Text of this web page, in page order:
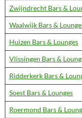
Zwijndrecht Bars &
Waalwijk Bars &
Huizen Bars & Lounges
Vlissingen Bars &
Ridderkerk Bars &
Soest Bars & Lounges
Roermond Bars &